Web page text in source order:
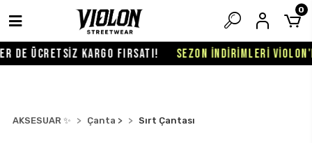
ÜCRETSİZ KARGO FIRSATI! SEZON İNDİRİMLERİ
0
AKSESUAR ✨ Çanta > Sırt Çantası